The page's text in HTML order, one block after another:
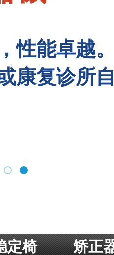
性能卓越。
康复诊所
性能卓越。
康复诊所
定椅 矫正